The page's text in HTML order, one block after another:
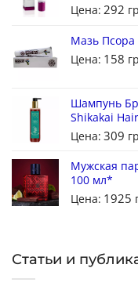
Цена: 292
Мазь Псора
Цена: 158
Шампунь
Shikakai
Цена: 309
Мужская
100 мл*
Цена: 1925
Статьи и